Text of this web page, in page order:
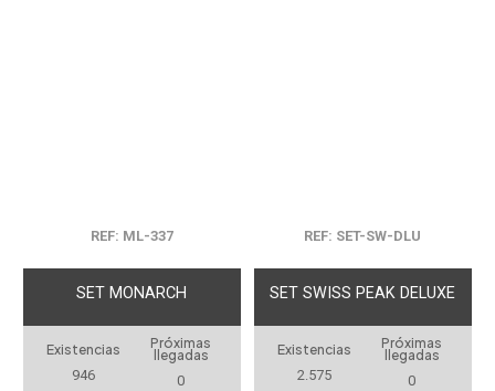
REF: ML-337
SET MONARCH
Existencias
946
Próximas
llegadas
0
REF: SET-SW-DLU
SET SWISS PEAK DELUXE
Existencias
2.575
Próximas
llegadas
0